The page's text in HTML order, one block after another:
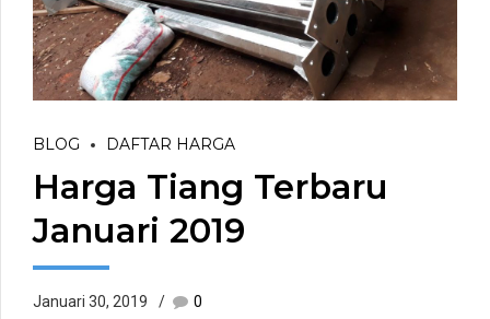
BLOG DAFTAR HARGA
Harga Tiang Terbaru
Januari 2019
Januari 30, 2019
0